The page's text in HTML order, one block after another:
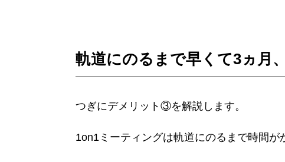
軌道にのるまで早くて3ヵ月
つぎにデメリット③を解説します。
1on1ミーティングは軌道にのるまで時間が